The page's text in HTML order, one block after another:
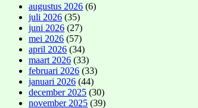
augustus 2026 (6)
juli 2026 (35)
juni 2026 (27)
mei 2026 (57)
april 2026 (34)
maart 2026 (33)
februari 2026 (33)
januari 2026 (44)
december 2025 (30)
november 2025 (39)